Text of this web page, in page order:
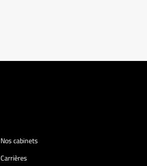
Nos cabinets
Carrières